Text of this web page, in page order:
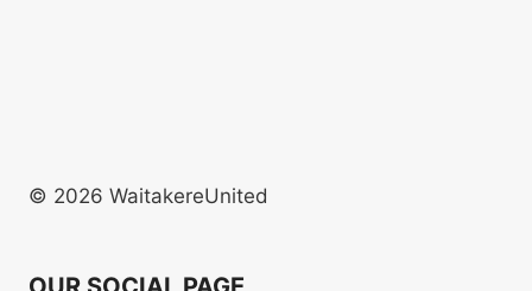
© 2026 WaitakereUnited